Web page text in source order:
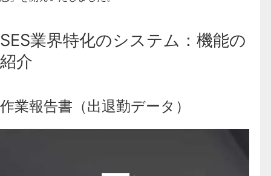
SES業界特化のシステム：機能の
紹介
作業報告書（出退勤データ）